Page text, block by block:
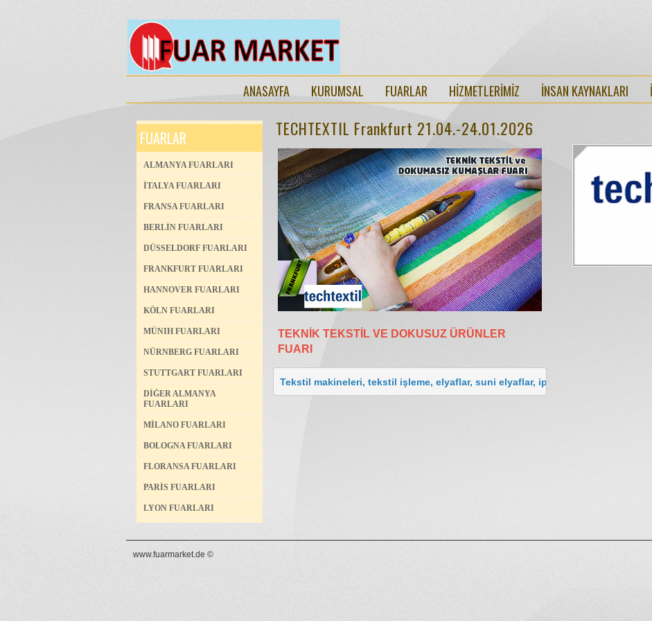
ANASAYFA KURUMSAL FUARLAR HİZMETLERİMİZ İNSAN KAYNAKLARI
FUARLAR
ALMANYA FUARLARI
İTALYA FUARLARI
FRANSA FUARLARI
BERLİN FUARLARI
DÜSSELDORF FUARLARI
FRANKFURT FUARLARI
HANNOVER FUARLARI
KÖLN FUARLARI
MÜNIH FUARLARI
NÜRNBERG FUARLARI
STUTTGART FUARLARI
DİĞER ALMANYA
FUARLARI
MİLANO FUARLARI
BOLOGNA FUARLARI
FLORANSA FUARLARI
PARİS FUARLARI
LYON FUARLARI
TECHTEXTIL Frankfurt 21.04.-24.01.2026
TEKNİK TEKSTİL VE DOKUSUZ ÜRÜNLER
FUARI
Tekstil makineleri, tekstil işleme, elyaflar, suni elyaflar, iplikler, tekstil
www.fuarmarket.de ©